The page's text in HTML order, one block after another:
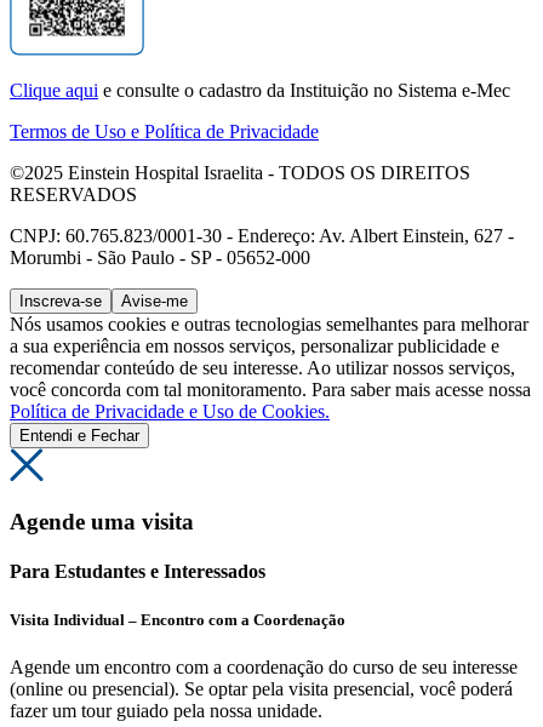
Clique aqui e consulte o cadastro da Instituição no Sistema e-Mec
Termos de Uso e Política de Privacidade
©2025 Einstein Hospital Israelita - TODOS OS DIREITOS
RESERVADOS
CNPJ: 60.765.823/0001-30 - Endereço: Av. Albert Einstein, 627 -
Morumbi - São Paulo - SP - 05652-000
Inscreva-se Avise-me
Nós usamos cookies e outras tecnologias semelhantes para melhorar
a sua experiência em nossos serviços, personalizar publicidade e
recomendar conteúdo de seu interesse. Ao utilizar nossos serviços,
você concorda com tal monitoramento. Para saber mais acesse nossa
Política de Privacidade e Uso de Cookies.
Entendi e Fechar
Agende uma visita
Para Estudantes e Interessados
Visita Individual – Encontro com a Coordenação
Agende um encontro com a coordenação do curso de seu interesse
(online ou presencial). Se optar pela visita presencial, você poderá
fazer um tour guiado pela nossa unidade.